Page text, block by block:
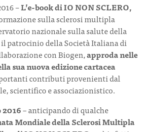
–L’e-book di IO NON SCLERO,
sulla sclerosi multipla
nazionale sulla salute della
patrocinio della Società Italiana di
con Biogen,approda nelle
sua nuova edizione cartacea
contributi provenienti dal
scientifico e associazionistico.
2016– anticipando di qualche
Mondiale della Sclerosi Multipla